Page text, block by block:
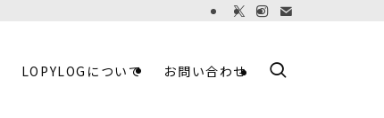
LOPYLOGについて お問い合わせ